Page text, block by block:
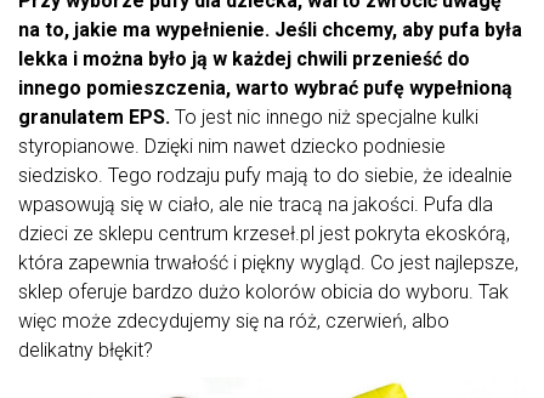
na to, jakie ma wypełnienie. Jeśli chcemy, aby pufa była
lekka i można było ją w każdej chwili przenieść do
innego pomieszczenia, warto wybrać pufę wypełnioną
granulatem EPS. To jest nic innego niż specjalne kulki
styropianowe. Dzięki nim nawet dziecko podniesie
siedzisko. Tego rodzaju pufy mają to do siebie, że idealnie
wpasowują się w ciało, ale nie tracą na jakości. Pufa dla
dzieci ze sklepu centrum krzeseł.pl jest pokryta ekoskórą,
która zapewnia trwałość i piękny wygląd. Co jest najlepsze,
sklep oferuje bardzo dużo kolorów obicia do wyboru. Tak
więc może zdecydujemy się na róż, czerwień, albo
delikatny błękit?